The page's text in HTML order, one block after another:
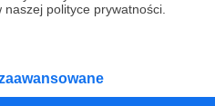
polityce prywatności.